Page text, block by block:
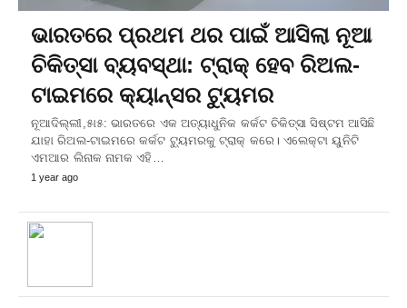
ଭାରତରେ ପ୍ରଥମ ଥର ପାଇଁ ଆସିଲା ନୂଆ
ଚିକିତ୍ସା ବ୍ୟବସ୍ଥା: ଟ୍ରାକ୍ ହେବ ରିଅଲ-
ଟାଇମରେ କ୍ୟାନ୍ସର ଟ୍ୟୁମର
ନୂଆଦିଲ୍ଲୀ,୫ା୫: ଭାରତରେ ଏକ ଅତ୍ୟାଧୁନିକ କର୍କଟ ଚିକିତ୍ସା ସିଷ୍ଟମ ଆସିଛି
ଯାହା ରିଅଲ-ଟାଇମରେ କର୍କଟ ଟ୍ୟୁମରକୁ ଟ୍ରାକ୍ କରେ। ଏଲେକ୍ଟା ୟୁନିଟି
ଏମଆର ଲିନାକ ନାମକ ଏହି…
1 year ago